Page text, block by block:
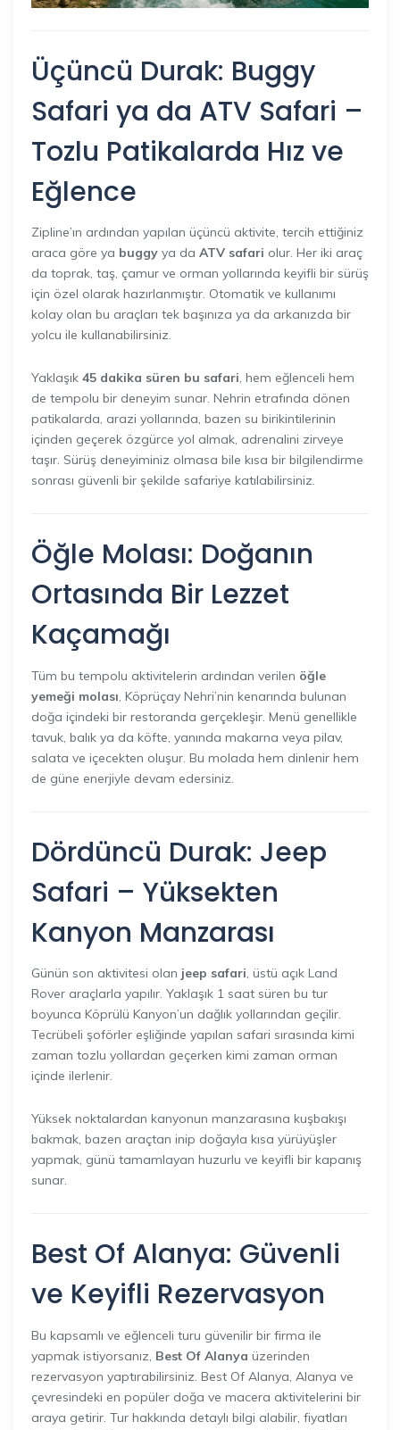
Üçüncü Durak: Buggy
Safari ya da ATV Safari –
Tozlu Patikalarda Hız ve
Eğlence
Zipline’ın ardından yapılan üçüncü aktivite, tercih ettiğiniz
araca göre ya buggy ya da ATV safari olur. Her iki araç
da toprak, taş, çamur ve orman yollarında keyifli bir sürüş
için özel olarak hazırlanmıştır. Otomatik ve kullanımı
kolay olan bu araçları tek başınıza ya da arkanızda bir
yolcu ile kullanabilirsiniz.
Yaklaşık 45 dakika süren bu safari, hem eğlenceli hem
de tempolu bir deneyim sunar. Nehrin etrafında dönen
patikalarda, arazi yollarında, bazen su birikintilerinin
içinden geçerek özgürce yol almak, adrenalini zirveye
taşır. Sürüş deneyiminiz olmasa bile kısa bir bilgilendirme
sonrası güvenli bir şekilde safariye katılabilirsiniz.
Öğle Molası: Doğanın
Ortasında Bir Lezzet
Kaçamağı
Tüm bu tempolu aktivitelerin ardından verilen öğle
yemeği molası , Köprüçay Nehri’nin kenarında bulunan
doğa içindeki bir restoranda gerçekleşir. Menü genellikle
tavuk, balık ya da köfte, yanında makarna veya pilav,
salata ve içecekten oluşur. Bu molada hem dinlenir hem
de güne enerjiyle devam edersiniz.
Dördüncü Durak: Jeep
Safari – Yüksekten
Kanyon Manzarası
Günün son aktivitesi olan jeep safari, üstü açık Land
Rover araçlarla yapılır. Yaklaşık 1 saat süren bu tur
boyunca Köprülü Kanyon’un dağlık yollarından geçilir.
Tecrübeli şoförler eşliğinde yapılan safari sırasında kimi
zaman tozlu yollardan geçerken kimi zaman orman
içinde ilerlenir.
Yüksek noktalardan kanyonun manzarasına kuşbakışı
bakmak, bazen araçtan inip doğayla kısa yürüyüşler
yapmak, günü tamamlayan huzurlu ve keyifli bir kapanış
sunar.
Best Of Alanya: Güvenli
ve Keyifli Rezervasyon
Bu kapsamlı ve eğlenceli turu güvenilir bir firma ile
yapmak istiyorsanız, Best Of Alanya üzerinden
rezervasyon yaptırabilirsiniz. Best Of Alanya, Alanya ve
çevresindeki en popüler doğa ve macera aktivitelerini bir
araya getirir. Tur hakkında detaylı bilgi alabilir, fiyatları